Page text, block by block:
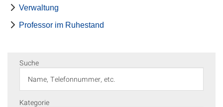
Verwaltung
Professor im Ruhestand
Suche
Kategorie